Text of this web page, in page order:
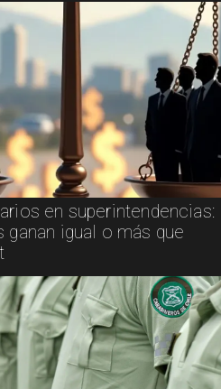
en superintendencias:
igual o más que